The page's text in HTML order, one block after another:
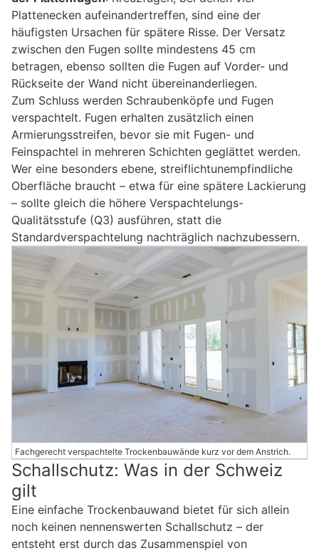
Plattenecken aufeinandertreffen, sind eine der
häufigsten Ursachen für spätere Risse. Der Versatz
zwischen den Fugen sollte mindestens 45 cm
betragen, ebenso sollten die Fugen auf Vorder- und
Rückseite der Wand nicht übereinanderliegen.
Zum Schluss werden Schraubenköpfe und Fugen
verspachtelt. Fugen erhalten zusätzlich einen
Armierungsstreifen, bevor sie mit Fugen- und
Feinspachtel in mehreren Schichten geglättet werden.
Wer eine besonders ebene, streiflichtunempfindliche
Oberfläche braucht – etwa für eine spätere Lackierung
– sollte gleich die höhere Verspachtelungs-
Qualitätsstufe (Q3) ausführen, statt die
Standardverspachtelung nachträglich nachzubessern.
Fachgerecht verspachtelte Trockenbauwände kurz vor dem Anstrich.
Schallschutz: Was in der Schweiz
gilt
Eine einfache Trockenbauwand bietet für sich allein
noch keinen nennenswerten Schallschutz – der
entsteht erst durch das Zusammenspiel von